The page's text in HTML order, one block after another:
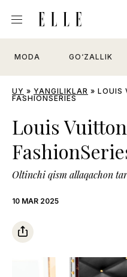
MODA GO‘ZALLIK
UY » YANGILIKLAR » LOUIS
FASHIONSERIES
Louis
Oltinchi qism allaqachon
10 MAR 2025